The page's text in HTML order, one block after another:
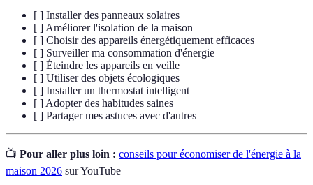
[ ] Installer des panneaux solaires
[ ] Améliorer l'isolation de la maison
[ ] Choisir des appareils énergétiquement efficaces
[ ] Surveiller ma consommation d'énergie
[ ] Éteindre les appareils en veille
[ ] Utiliser des objets écologiques
[ ] Installer un thermostat intelligent
[ ] Adopter des habitudes saines
[ ] Partager mes astuces avec d'autres
📺 Pour aller plus loin : conseils pour économiser de l'énergie à la
maison 2026 sur YouTube